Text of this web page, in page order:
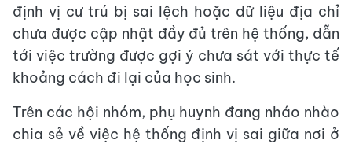
định vị cư trú bị sai lệch hoặc dữ liệu địa chỉ
chưa được cập nhật đầy đủ trên hệ thống, dẫn
tới việc trường được gợi ý chưa sát với thực tế
khoảng cách đi lại của học sinh.
Trên các hội nhóm, phụ huynh đang nháo nhào
chia sẻ về việc hệ thống định vị sai giữa nơi ở